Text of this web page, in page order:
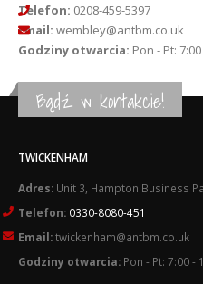
Telefon: 0208-459-5397
Email: wembley@antbm.co.uk
Godziny otwarcia: Pon - Pt:
Bądź w kontakcie!
TWICKENHAM
Adres: Unit 3, Hampton Business
Telefon: 0330-8080-451
Email:twickenham@antbm.co.uk
Godziny otwarcia: Pon - Pt: 7:00 -